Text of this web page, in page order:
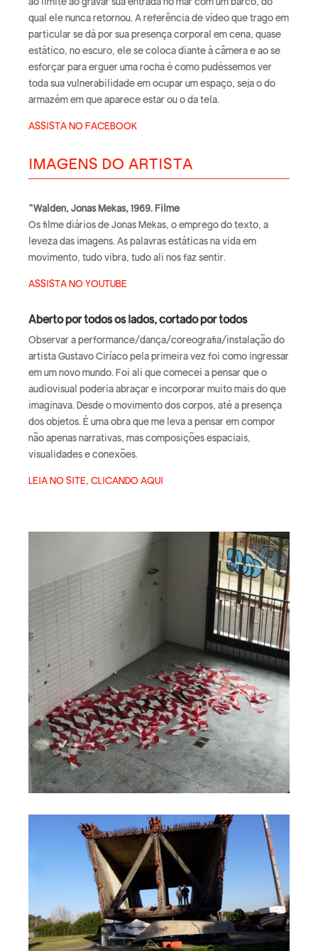
qual ele nunca retornou. A referência de vídeo que trago em
particular se dá por sua presença corporal em cena, quase
estático, no escuro, ele se coloca diante à câmera e ao se
esforçar para erguer uma rocha é como pudéssemos ver
toda sua vulnerabilidade em ocupar um espaço, seja o do
armazém em que aparece estar ou o da tela.
ASSISTA NO FACEBOOK
IMAGENS DO ARTISTA
“Walden, Jonas Mekas, 1969. Filme
Os filme diários de Jonas Mekas, o emprego do texto, a
leveza das imagens. As palavras estáticas na vida em
movimento, tudo vibra, tudo ali nos faz sentir.
ASSISTA NO YOUTUBE
Aberto por todos os lados, cortado por todos
Observar a performance/dança/coreografia/instalação do
artista Gustavo Ciríaco pela primeira vez foi como ingressar
em um novo mundo. Foi ali que comecei a pensar que o
audiovisual poderia abraçar e incorporar muito mais do que
imaginava. Desde o movimento dos corpos, até a presença
dos objetos. É uma obra que me leva a pensar em compor
não apenas narrativas, mas composições espaciais,
visualidades e conexões.
LEIA NO SITE, CLICANDO AQUI